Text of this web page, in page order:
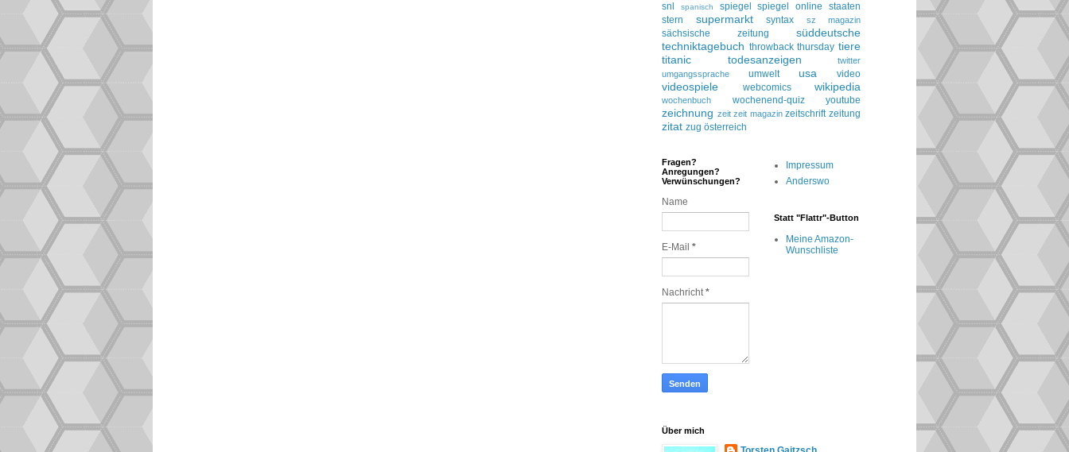
snl spanisch spiegel spiegel online
staaten
stern
supermarkt syntax sz magazin
sächsische zeitung
süddeutsche
techniktagebuch throwback thursday tiere
titanic
todesanzeigen
twitter
umgangssprache
umwelt usa video
videospiele webcomics wikipedia
wochenbuch wochenend-quiz youtube
zeichnung zeit zeit magazin zeitschrift zeitung
zitat zug österreich
Fragen?
Anregungen?
Verwünschungen?
Name
E-Mail *
Nachricht*
Impressum
Anderswo
Statt "Flattr"-Button
Meine Amazon-
Wunschliste
Über mich